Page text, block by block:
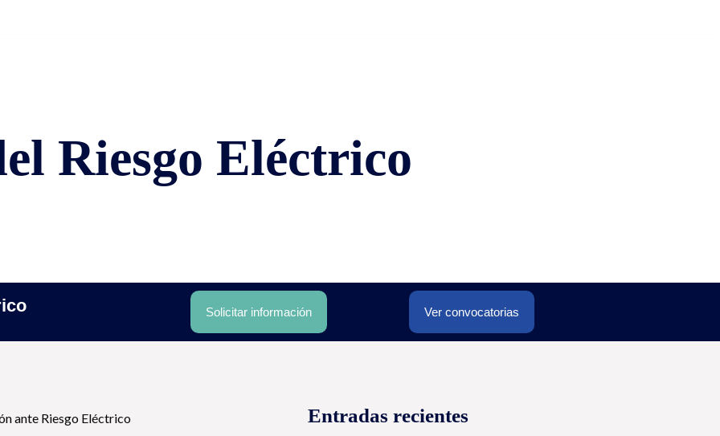
Riesgo Eléctrico
Solicitar información Ver convocatorias
Entradas recientes